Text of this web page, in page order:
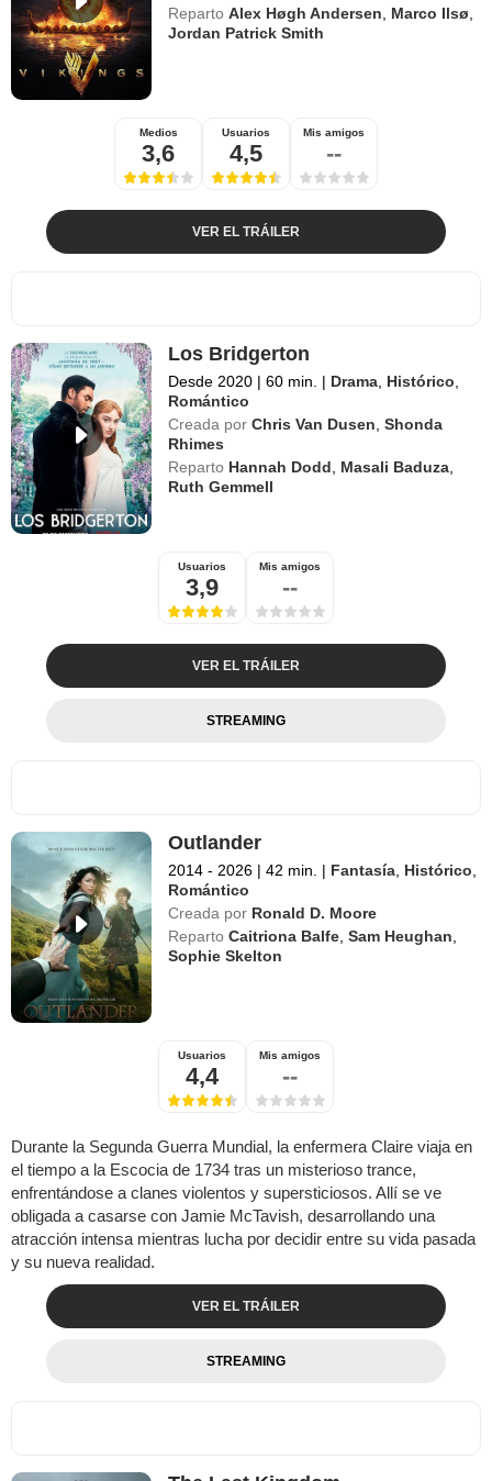
Reparto Alex Høgh Andersen Marco Ilsø
Jordan Patrick Smith
Medios
3,6
Usuarios
4,5
Mis amigos
--
VER EL TRÁILER
Los Bridgerton
Desde 2020 | 60 min. | Drama Histórico
Romántico
Creada por Chris Van Dusen ,Shonda
Rhimes
Reparto Hannah Dodd Masali Baduza
Ruth Gemmell
Usuarios
3,9
Mis amigos
--
VER EL TRÁILER
STREAMING
Outlander
2014 - 2026 | 42 min. | Fantasía Histórico
Romántico
Creada por Ronald D. Moore
Reparto Caitriona Balfe ,Sam Heughan
Sophie Skelton
Usuarios
4,4
Mis amigos
--
Durante la Segunda Guerra Mundial, la enfermera Claire viaja en
el tiempo a la Escocia de 1734 tras un misterioso trance,
enfrentándose a clanes violentos y supersticiosos. Allí se ve
obligada a casarse con Jamie McTavish, desarrollando una
atracción intensa mientras lucha por decidir entre su vida pasada
y su nueva realidad.
VER EL TRÁILER
STREAMING